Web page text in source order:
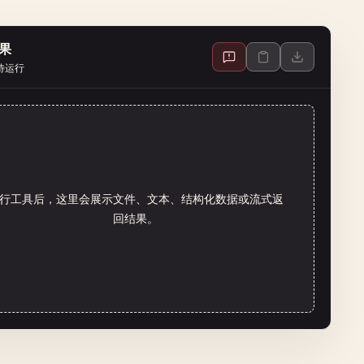
运行
工具后，这里会展示文件、文本、结构化数据或流式返
回结果。